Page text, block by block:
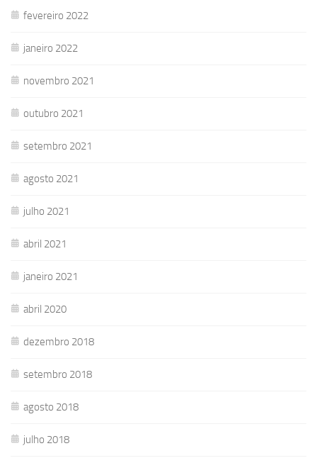
fevereiro 2022
janeiro 2022
novembro 2021
outubro 2021
setembro 2021
agosto 2021
julho 2021
abril 2021
janeiro 2021
abril 2020
dezembro 2018
setembro 2018
agosto 2018
julho 2018